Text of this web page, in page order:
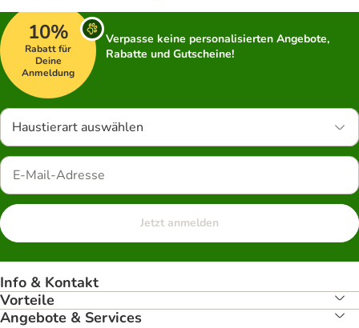
10%
Rabatt für
Deine
Anmeldung
Verpasse keine personalisierten Angebote,
Rabatte und Gutscheine!
Haustierart auswählen
Jetzt anmelden
Info & Kontakt
Vorteile
Angebote & Services